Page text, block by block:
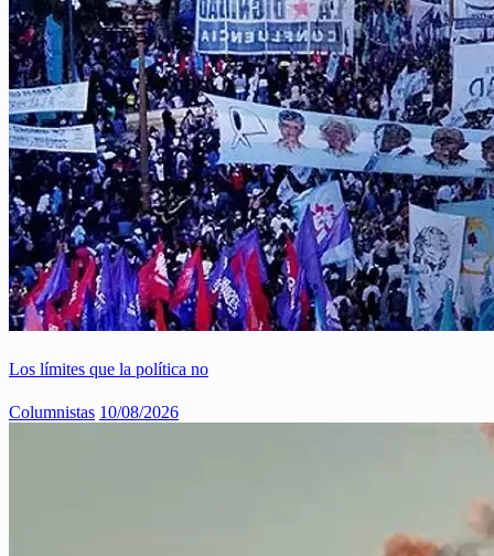
Los límites que la política no
Columnistas 10/08/2026